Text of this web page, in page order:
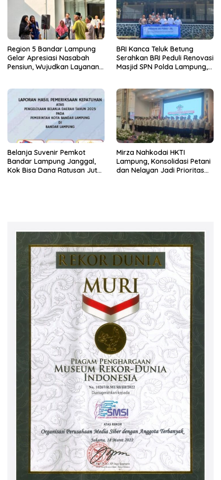
Region 5 Bandar Lampung
Gelar Apresiasi Nasabah
Pensiun, Wujudkan Layanan
BRI Kanca Teluk Betung
Serahkan BRI Peduli Renovasi
Masjid SPN Polda Lampung,
Belanja Suvenir Pemkot
Bandar Lampung Janggal,
Kok Bisa Dana Ratusan Juta
Mirza Nahkodai HKTI
Lampung, Konsolidasi Petani
dan Nelayan Jadi Prioritas